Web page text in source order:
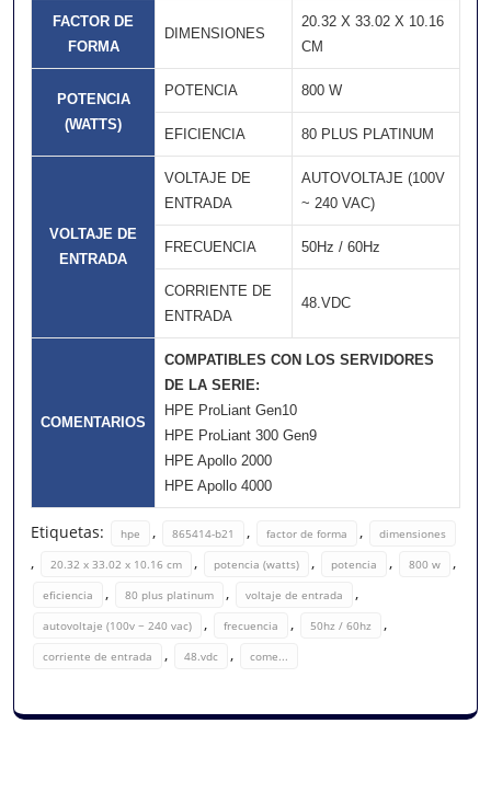
FACTOR DE
FORMA
DIMENSIONES
20.32 X 33.02 X 10.16
CM
POTENCIA
(WATTS)
POTENCIA 800 W
EFICIENCIA 80 PLUS PLATINUM
VOLTAJE DE
ENTRADA
VOLTAJE DE
ENTRADA
AUTOVOLTAJE (100V
~ 240 VAC)
FRECUENCIA 50Hz / 60Hz
CORRIENTE DE
ENTRADA
48.VDC
COMENTARIOS
COMPATIBLES CON LOS SERVIDORES
DE LA SERIE:
HPE ProLiant Gen10
HPE ProLiant 300 Gen9
HPE Apollo 2000
HPE Apollo 4000
Etiquetas: hpe , 865414-b21 , factor de forma , dimensiones
, 20.32 x 33.02 x 10.16 cm , potencia (watts) , potencia , 800 w ,
eficiencia , 80 plus platinum , voltaje de entrada ,
autovoltaje (100v ~ 240 vac) , frecuencia , 50hz / 60hz ,
corriente de entrada , 48.vdc , come...